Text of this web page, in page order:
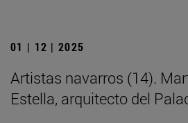
01 | 12 | 2025
Artistas navarros (14).
Estella, arquitecto del